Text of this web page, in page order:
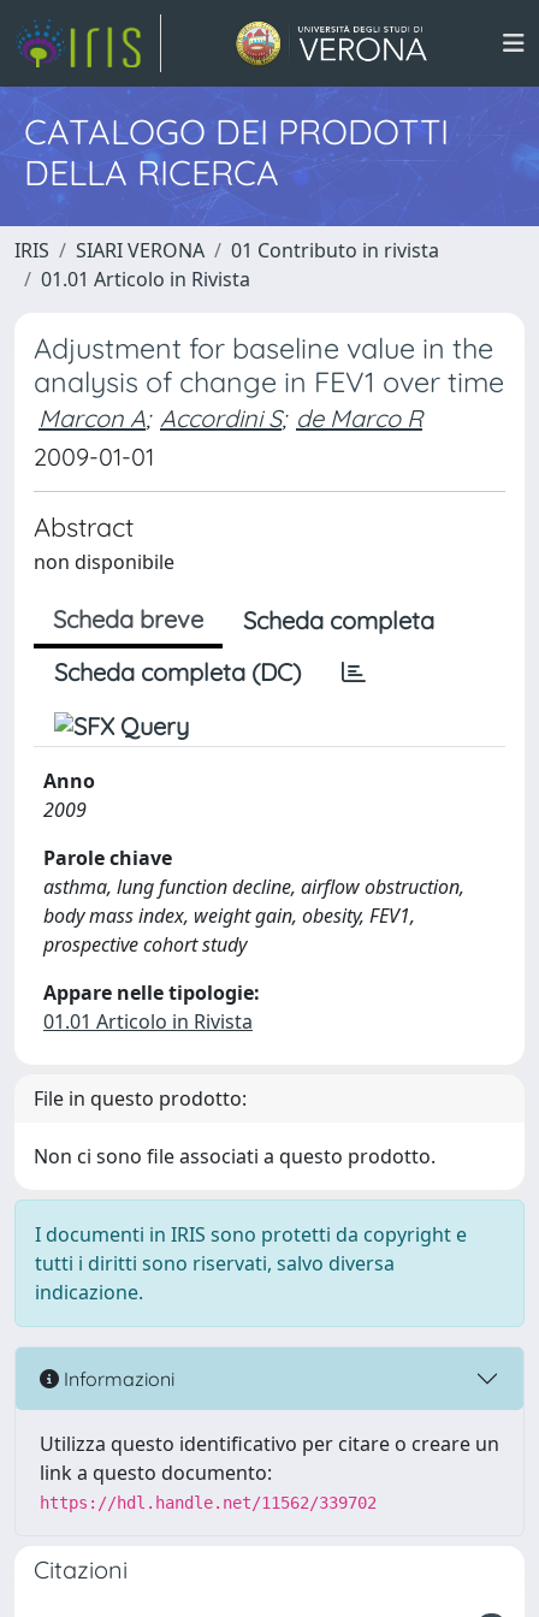
CATALOGO DEI PRODOTTI
DELLA RICERCA
IRIS SIARI VERONA
01 Contributo in rivista
01.01 Articolo in Rivista
Adjustment for baseline value in the
analysis of change in FEV1 over time
Marcon A; Accordini S; de Marco R
2009-01-01
Abstract
non disponibile
Scheda breve
Scheda completa
Scheda completa (DC)
Anno
2009
Parole chiave
asthma, lung function decline, airflow obstruction,
body mass index, weight gain, obesity, FEV1,
prospective cohort study
Appare nelle tipologie:
01.01 Articolo in Rivista
File in questo prodotto:
Non ci sono file associati a questo prodotto.
I documenti in IRIS sono protetti da copyright e
tutti i diritti sono riservati, salvo diversa
indicazione.
Informazioni
Utilizza questo identificativo per citare o creare un
link a questo documento:
https://hdl.handle.net/11562/339702
Citazioni